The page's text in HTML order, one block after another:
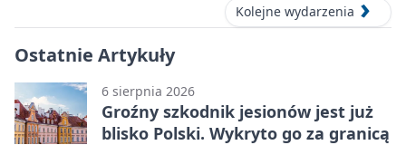
Kolejne wydarzenia
Ostatnie Artykuły
6 sierpnia 2026
Groźny szkodnik jesionów jest już
blisko Polski. Wykryto go za granicą